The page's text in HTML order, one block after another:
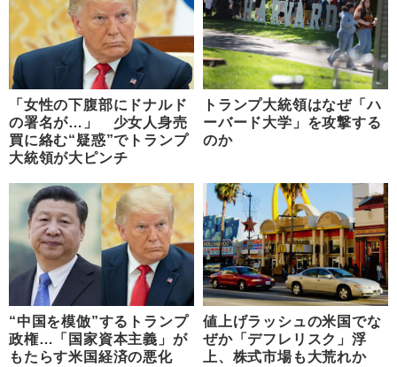
「女性の下腹部にドナルド
の署名が…」 少女人身売
買に絡む“疑惑”でトランプ
大統領が大ピンチ
トランプ大統領はなぜ「ハ
ーバード大学」を攻撃する
のか
“中国を模倣”するトランプ
政権…「国家資本主義」が
もたらす米国経済の悪化
値上げラッシュの米国でな
ぜか「デフレリスク」浮
上、株式市場も大荒れか